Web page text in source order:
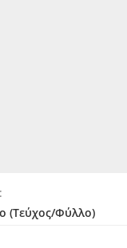
(Τεύχος/Φύλλο)